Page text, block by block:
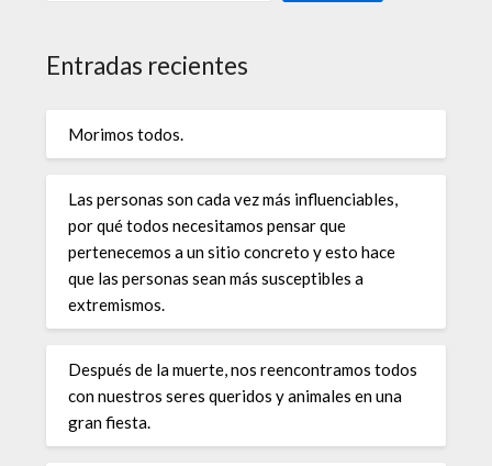
Entradas recientes
Morimos todos.
Las personas son cada vez más influenciables,
por qué todos necesitamos pensar que
pertenecemos a un sitio concreto y esto hace
que las personas sean más susceptibles a
extremismos.
Después de la muerte, nos reencontramos todos
con nuestros seres queridos y animales en una
gran fiesta.